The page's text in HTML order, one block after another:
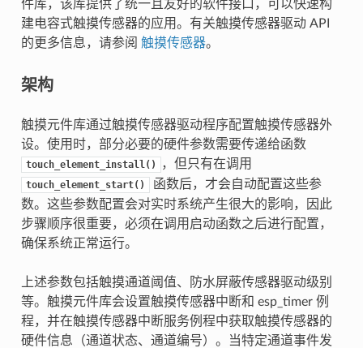
件库，该库提供了统一且友好的软件接口，可以快速构
建电容式触摸传感器的应用。有关触摸传感器驱动 API
的更多信息，请参阅 触摸传感器。
架构
触摸元件库通过触摸传感器驱动程序配置触摸传感器外
设。使用时，部分必要的硬件参数需要传递给函数
touch_element_install() ，但只有在调用
touch_element_start()
函数后，才会自动配置这些参
数。这些参数配置会对实时系统产生很大的影响，因此
步骤顺序很重要，必须在调用启动函数之后进行配置，
确保系统正常运行。
上述参数包括触摸通道阈值、防水屏蔽传感器驱动级别
等。触摸元件库会设置触摸传感器中断和 esp_timer 例
程，并在触摸传感器中断服务例程中获取触摸传感器的
硬件信息（通道状态、通道编号）。当特定通道事件发